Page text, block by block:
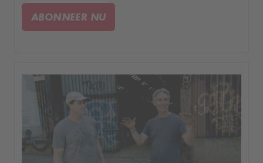
leven in te blazen.
ABONNEER NU